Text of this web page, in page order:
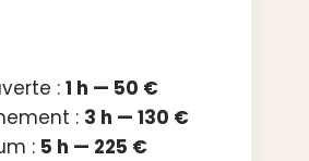
: 1 h — 50 €
: 3 h — 130 €
: 5 h — 225 €